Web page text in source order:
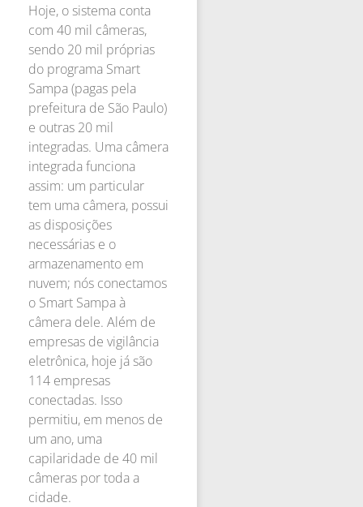
Hoje, o sistema conta
com 40 mil câmeras,
sendo 20 mil próprias
do programa Smart
Sampa (pagas pela
prefeitura de São Paulo)
e outras 20 mil
integradas. Uma câmera
integrada funciona
assim: um particular
tem uma câmera, possui
as disposições
necessárias e o
armazenamento em
nuvem; nós conectamos
o Smart Sampa à
câmera dele. Além de
empresas de vigilância
eletrônica, hoje já são
114 empresas
conectadas. Isso
permitiu, em menos de
um ano, uma
capilaridade de 40 mil
câmeras por toda a
cidade.